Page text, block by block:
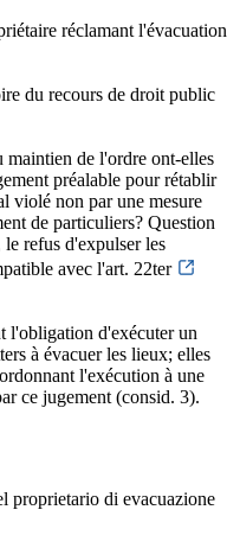
réclamant l'évacuation
du recours de droit public
maintien de l'ordre ont-elles
préalable pour rétablir
violé non par une mesure
de particuliers? Question
le refus d'expulser les
avec l'art. 22ter
l'obligation d'exécuter un
à évacuer les lieux; elles
l'exécution à une
ce jugement (consid. 3).
proprietario di evacuazione